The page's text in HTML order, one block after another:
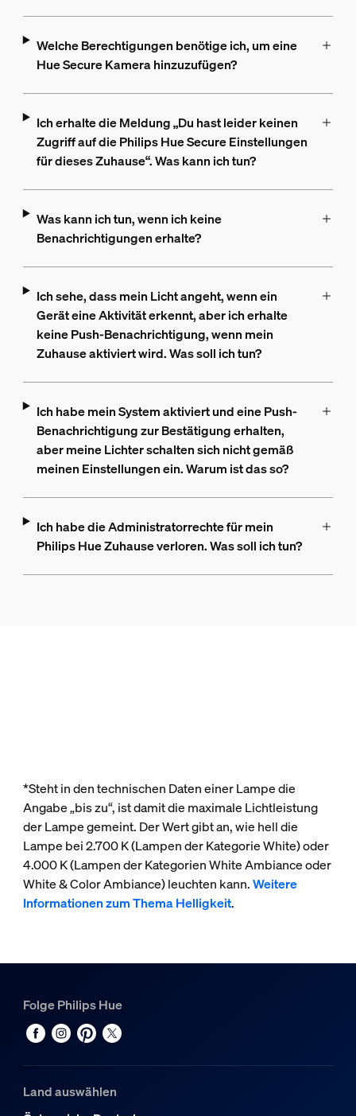
Welche Berechtigungen benötige ich, um eine
Hue Secure Kamera hinzuzufügen?
Ich erhalte die Meldung „Du hast leider keinen
Zugriff auf die Philips Hue Secure Einstellungen
für dieses Zuhause“. Was kann ich tun?
Was kann ich tun, wenn ich keine
Benachrichtigungen erhalte?
Ich sehe, dass mein Licht angeht, wenn ein
Gerät eine Aktivität erkennt, aber ich erhalte
keine Push-Benachrichtigung, wenn mein
Zuhause aktiviert wird. Was soll ich tun?
Ich habe mein System aktiviert und eine Push-
Benachrichtigung zur Bestätigung erhalten,
aber meine Lichter schalten sich nicht gemäß
meinen Einstellungen ein. Warum ist das so?
Ich habe die Administratorrechte für mein
Philips Hue Zuhause verloren. Was soll ich tun?
*Steht in den technischen Daten einer Lampe die
Angabe „bis zu“, ist damit die maximale Lichtleistung
der Lampe gemeint. Der Wert gibt an, wie hell die
Lampe bei 2.700 K (Lampen der Kategorie White) oder
4.000 K (Lampen der Kategorien White Ambiance oder
White & Color Ambiance) leuchten kann.Weitere
Informationen zum Thema Helligkeit.
Folge Philips Hue
Land auswählen